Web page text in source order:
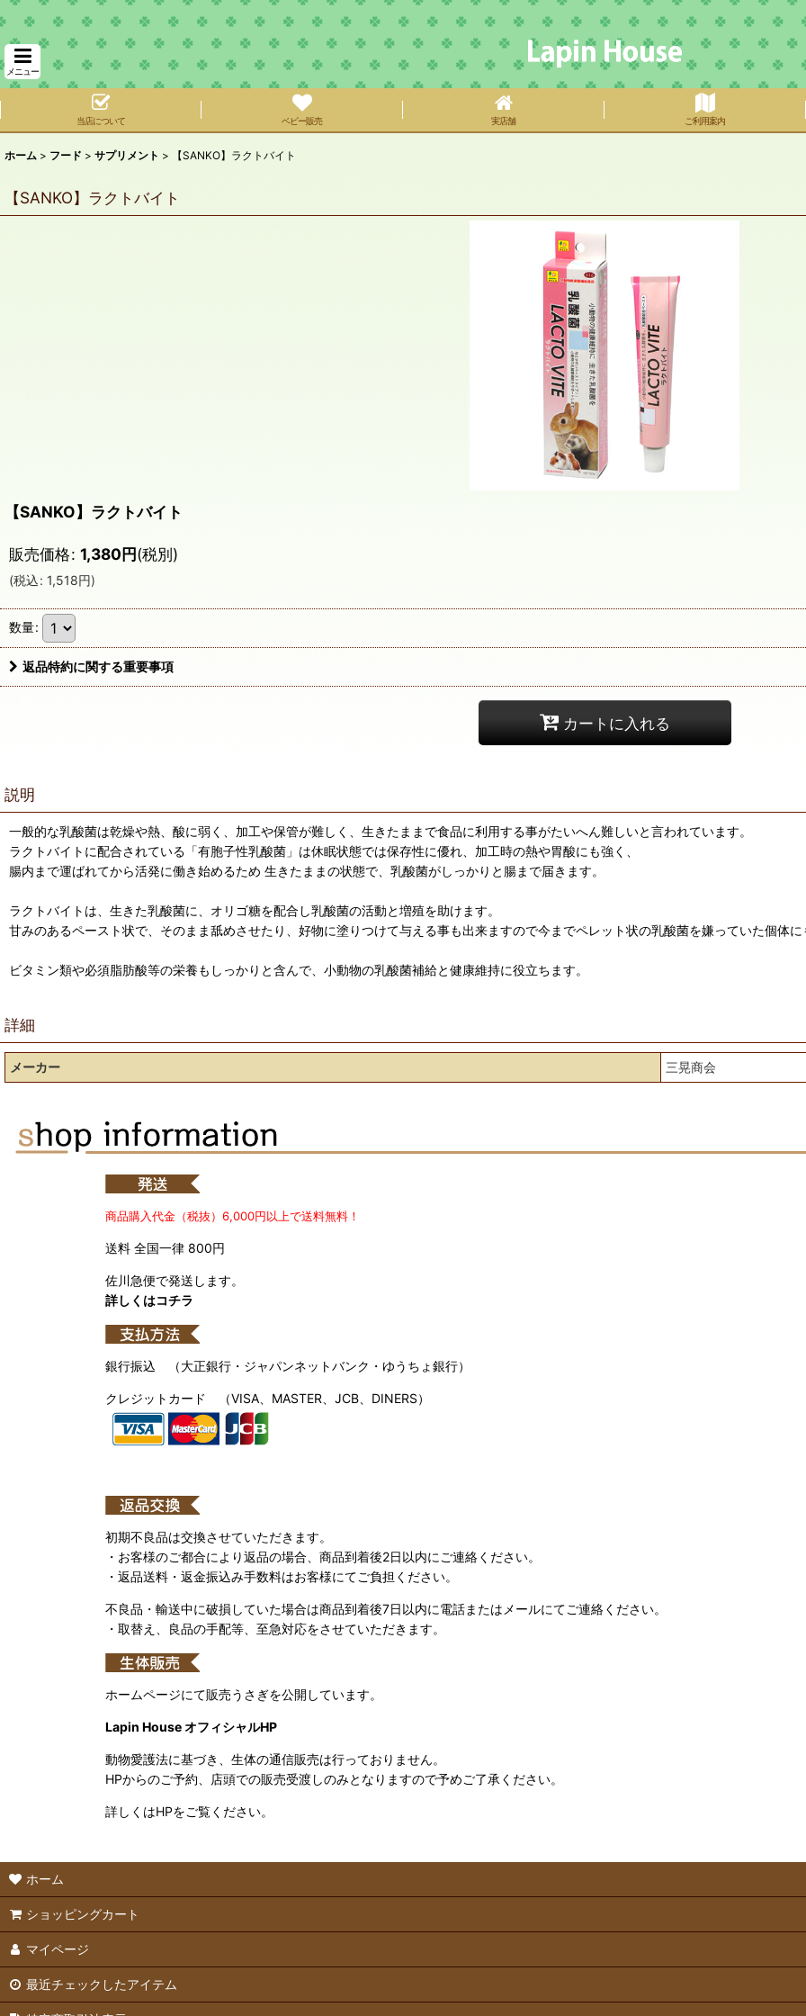
メニュー
当店について ベビー販売 実店舗 ご利用案内
ホーム > フード > サプリメント > 【SANKO】ラクトバイト
【SANKO】ラクトバイト
【SANKO】ラクトバイト
販売価格: 1,380円(税別)
(税込: 1,518円)
数量:
返品特約に関する重要事項
カートに入れる
説明
一般的な乳酸菌は乾燥や熱、酸に弱く、加工や保管が難しく、生きたままで食品に利用する事がたいへん難しいと言われています。
ラクトバイトに配合されている「有胞子性乳酸菌」は休眠状態では保存性に優れ、加工時の熱や胃酸にも強く、
腸内まで運ばれてから活発に働き始めるため 生きたままの状態で、乳酸菌がしっかりと腸まで届きます。
ラクトバイトは、生きた乳酸菌に、オリゴ糖を配合し乳酸菌の活動と増殖を助けます。
甘みのあるペースト状で、そのまま舐めさせたり、好物に塗りつけて与える事も出来ますので今までペレット状の乳酸菌を嫌っていた個体に
ビタミン類や必須脂肪酸等の栄養もしっかりと含んで、小動物の乳酸菌補給と健康維持に役立ちます。
詳細
メーカー 三晃商会
商品購入代金（税抜）6,000円以上で送料無料！
送料 全国一律 800円
佐川急便で発送します。
詳しくはコチラ
銀行振込 （大正銀行・ジャパンネットバンク・ゆうちょ銀行）
クレジットカード （VISA、MASTER、JCB、DINERS）
初期不良品は交換させていただきます。
・お客様のご都合により返品の場合、商品到着後2日以内にご連絡ください。
・返品送料・返金振込み手数料はお客様にてご負担ください。
不良品・輸送中に破損していた場合は商品到着後7日以内に電話またはメールにてご連絡ください。
・取替え、良品の手配等、至急対応をさせていただきます。
ホームページにて販売うさぎを公開しています。
Lapin House オフィシャルHP
動物愛護法に基づき、生体の通信販売は行っておりません。
HPからのご予約、店頭での販売受渡しのみとなりますので予めご了承ください。
詳しくはHPをご覧ください。
ホーム
ショッピングカート
マイページ
最近チェックしたアイテム